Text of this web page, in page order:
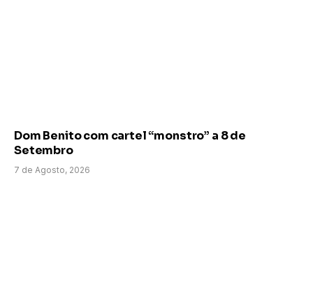
Dom Benito com cartel “monstro” a 8 de
Setembro
7 de Agosto, 2026